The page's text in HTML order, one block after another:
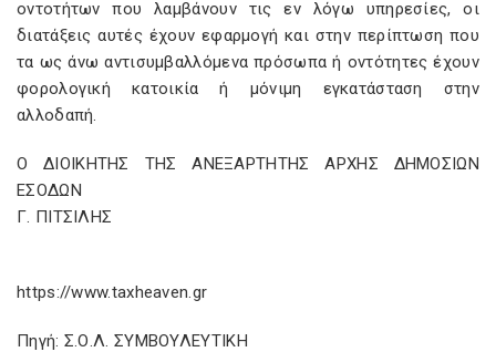
οντοτήτων που λαμβάνουν τις εν λόγω υπηρεσίες, οι
διατάξεις αυτές έχουν εφαρμογή και στην περίπτωση που
τα ως άνω αντισυμβαλλόμενα πρόσωπα ή οντότητες έχουν
φορολογική κατοικία ή μόνιμη εγκατάσταση στην
αλλοδαπή.
Ο ΔΙΟΙΚΗΤΗΣ ΤΗΣ ΑΝΕΞΑΡΤΗΤΗΣ ΑΡΧΗΣ ΔΗΜΟΣΙΩΝ
ΕΣΟΔΩΝ
Γ. ΠΙΤΣΙΛΗΣ
https://www.taxheaven.gr
Πηγή: Σ.Ο.Λ. ΣΥΜΒΟΥΛΕΥΤΙΚΗ